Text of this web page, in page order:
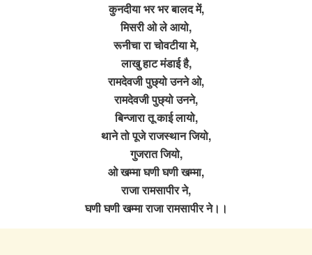
कुनदीया भर भर बालद में,
मिसरी ओ ले आयो,
रूनीचा रा चोवटीया मे,
लाखु हाट मंडाई है,
रामदेवजी पुछ्यो उनने ओ,
रामदेवजी पुछ्यो उनने,
बिन्जारा तू काई लायो,
थाने तो पूजे राजस्थान जियो,
गुजरात जियो,
ओ खम्मा घणी घणी खम्मा,
राजा रामसापीर ने,
घणी घणी खम्मा राजा रामसापीर ने।।